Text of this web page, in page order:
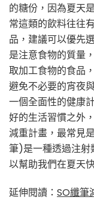
的糖份，因為夏天
常這類的飲料往往
品，建議可以優先
是注意食物的質量
取加工食物的食品
避免不必要的宵夜
一個全面性的健康
好的生活習慣之外
減重計畫，最常見
筆)是一種透過注射
以幫助我們在夏天
延伸閱讀： SO纖筆